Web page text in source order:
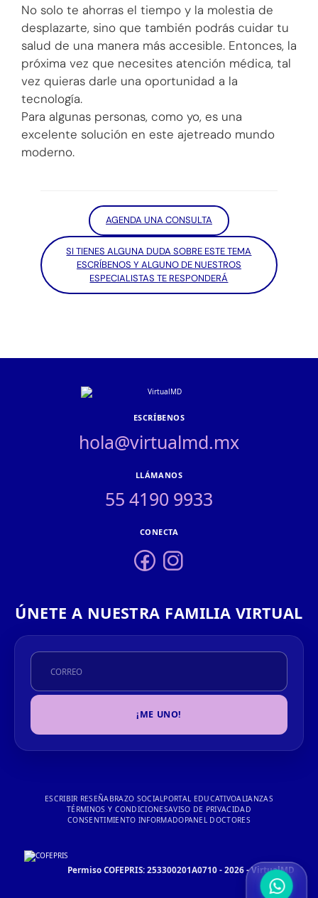
No solo te ahorras el tiempo y la molestia de
desplazarte, sino que también podrás cuidar tu
salud de una manera más accesible. Entonces, la
próxima vez que necesites atención médica, tal
vez quieras darle una oportunidad a la
tecnología.
Para algunas personas, como yo, es una
excelente solución en este ajetreado mundo
moderno.
AGENDA UNA CONSULTA
SI TIENES ALGUNA DUDA SOBRE ESTE TEMA
ESCRÍBENOS Y ALGUNO DE NUESTROS
ESPECIALISTAS TE RESPONDERÁ
ESCRÍBENOS
hola@virtualmd.mx
LLÁMANOS
55 4190 9933
CONECTA
ÚNETE A NUESTRA FAMILIA VIRTUAL
¡ME UNO!
ESCRIBIR RESEÑABRAZO SOCIALPORTAL EDUCATIVOALIANZAS
TÉRMINOS Y CONDICIONESAVISO DE PRIVACIDAD
CONSENTIMIENTO INFORMADOPANEL DOCTORES
Permiso COFEPRIS: 253300201A0710 - 2026 - VirtualMD